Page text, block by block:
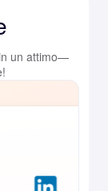
un attimo—